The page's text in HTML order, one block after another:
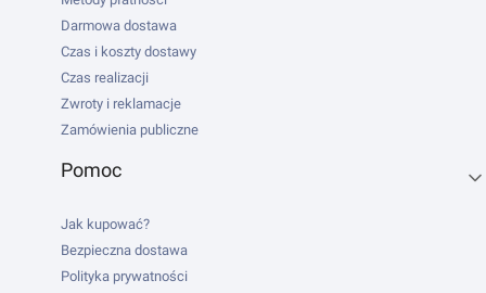
Darmowa dostawa
Czas i koszty dostawy
Czas realizacji
Zwroty i reklamacje
Zamówienia publiczne
Pomoc
Jak kupować?
Bezpieczna dostawa
Polityka prywatności